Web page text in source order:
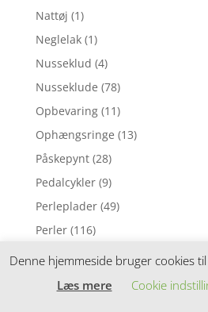
Nattøj (1)
Neglelak (1)
Nusseklud (4)
Nusseklude (78)
Opbevaring (11)
Ophængsringe (13)
Påskepynt (28)
Pedalcykler (9)
Perleplader (49)
Perler (116)
Perlesæt
(54)
Perletilbehør
Denne hjemmeside bruger cookies
Læs mere
Cookie